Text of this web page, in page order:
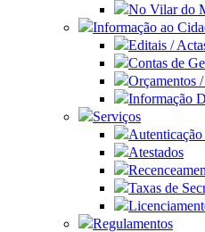
No Vilar do
Informação ao
Editais /
Contas de
Orçamentos
Informação
Serviços
Atestados
Taxas de
Regulamentos